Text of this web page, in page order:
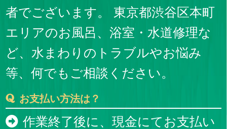
者でございます。 東京都渋谷区本町
エリアのお風呂、浴室・水道修理な
ど、水まわりのトラブルやお悩み
等、何でもご相談ください。
お支払い方法は？
作業終了後に、現金にてお支払い